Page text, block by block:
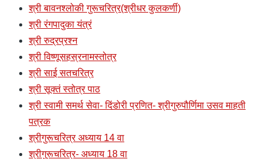
श्री बावनश्लोकी गुरूचरित्र(श्रीधर कुलकर्णी)
श्री रंगपादुका यंत्रं
श्री रुद्रप्रश्न
श्री विष्णूसहस्रनामस्तोत्र
श्री साई सतचरित्र
श्री सूक्तं स्तोत्र पाठ
श्री स्वामी समर्थ सेवा- दिंडोरी प्रणित- श्रीगुरुपौर्णिमा उसव माहती
पत्रक
श्रीगुरूचरित्र अध्याय 14 वा
श्रीगुरूचरित्र- अध्याय 18 वा